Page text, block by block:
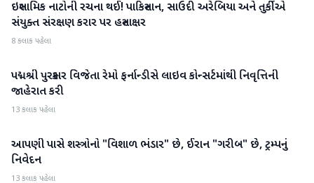
આંતરરાષ્ટ્રીય
ઇસ્લામિક નાટોની રચના થઈ! પાકિસ્તાન, સાઉદી અરેબિયા અને તુર્કીએ
સંયુક્ત સંરક્ષણ કરાર પર હસ્તાક્ષર
8 કલાક પહેલા
આંતરરાષ્ટ્રીય
પદ્મશ્રી પુરસ્કાર વિજેતા રેમો ફર્નાન્ડીસે લાઇવ કોન્સર્ટમાંથી નિવૃત્તિની
જાહેરાત કરી
13 કલાક પહેલા
આંતરરાષ્ટ્રીય
આપણી પાસે શસ્ત્રોનો "વિશાળ ભંડાર" છે, ઈરાન "ગરીબ" છે, ટ્રમ્પનું
નિવેદન
13 કલાક પહેલા